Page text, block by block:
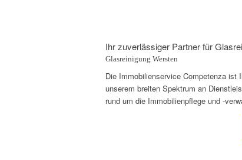
Ihr zuverlässiger Partner für
Glasreinigung Wersten
Die Immobilienservice Competenza ist
unserem breiten Spektrum an
rund um die Immobilienpflege und -